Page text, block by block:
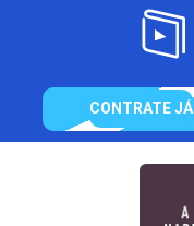
CONTRATE JÁ